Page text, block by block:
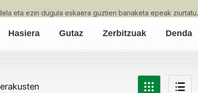
eta ezin dugula eskaera guztien banaketa epeak ziurtatu.
Hasiera Gutaz Zerbitzuak Denda